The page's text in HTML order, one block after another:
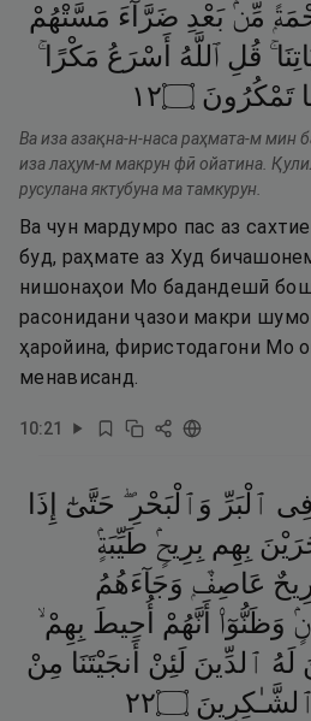
مِّنۢ بَعْدِ ضَرَّآءَ مَسَّتْهُمْ
قُلِ ٱللَّهُ أَسْرَعُ مَكْرًا ۚ
تَمْكُرُونَ ۝٢١
Ва иза азақна-н-наса раҳмата-м мин
иза лаҳум-м макрун фӣ ойатина.
русулана яктубуна ма тамкурун.
Ва чун мардумро пас аз
буд, раҳмате аз Худ
нишонаҳои Мо бадандешӣ
расонидани ҷазои макри
ҳаройина, фиристодагони Мо
менависанд.
10:21
فِى ٱلْبَرِّ وَٱلْبَحْرِ ۖ حَتَّىٰٓ إِذَا
بِهِم بِرِيحٍۢ طَيِّبَةٍۢ
رِيحٌ عَاصِفٌۭ وَجَآءَهُمُ
وَظَنُّوٓا۟ أَنَّهُمْ أُحِيطَ بِهِمْ ۙ
لَهُ ٱلدِّينَ لَئِنْ أَنجَيْتَنَا مِنْ
ٱلشَّـٰكِرِينَ ۝٢٢